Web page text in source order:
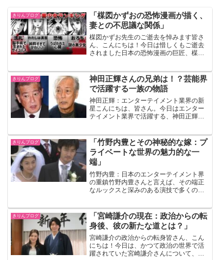
きりんブログ
「楳図かずおの恐怖漫画が描く、
妻との不思議な関係」
楳図かずお先生のご逝去を悼みます皆さ
ん、こんにちは！今日は惜しくもご逝去
されました日本の恐怖漫画の巨匠、楳図
ーリーテリングで、多くの読者に恐怖と
興奮を提供してきました。特...
きりんブログ
神田正輝さんの兄弟は！？芸能界
で活躍する一族の物語
神田正輝：エンターテイメント業界の新
星こんにちは、皆さん。今日はエンター
テイメント業界で活躍する、神田正輝さ
彼の演技力は、視聴者を引きつけ、感動
させる力があります。神...
きりんブログ
「竹野内豊とその神秘的な嫁：プ
ライベートな世界の魅力的な一
端」
竹野内豊：日本のエンターテイメント界
の重鎮竹野内豊さんと言えば、その端正
なルックスと深みのある演技で多くのフ
映画で主要な役を演じてきました。特に
「ビューティフルライ...
きりんブログ
「宮崎謙介の現在：政治からの転
身後、彼の新たな道とは？」
宮崎謙介の政治からの転身皆さん、こん
にちは！今日は、かつて政治の世界で活
躍されていた宮崎謙介さんについて、彼